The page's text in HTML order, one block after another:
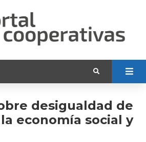
desigualdad de
economía social y